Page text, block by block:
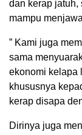
dan kerap jatuh,
mampu
” Kami juga
sama
ekonomi kelapa
khususnya
kerap disapa
Dirinya juga